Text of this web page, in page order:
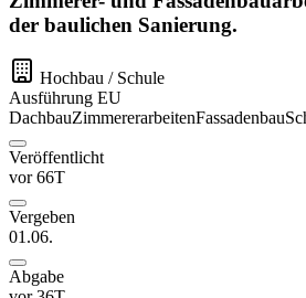
der baulichen Sanierung.
Hochbau / Schule
Ausführung EU
DachbauZimmererarbeitenFassadenbau
Veröffentlicht
vor 66T
Vergeben
01.06.
Abgabe